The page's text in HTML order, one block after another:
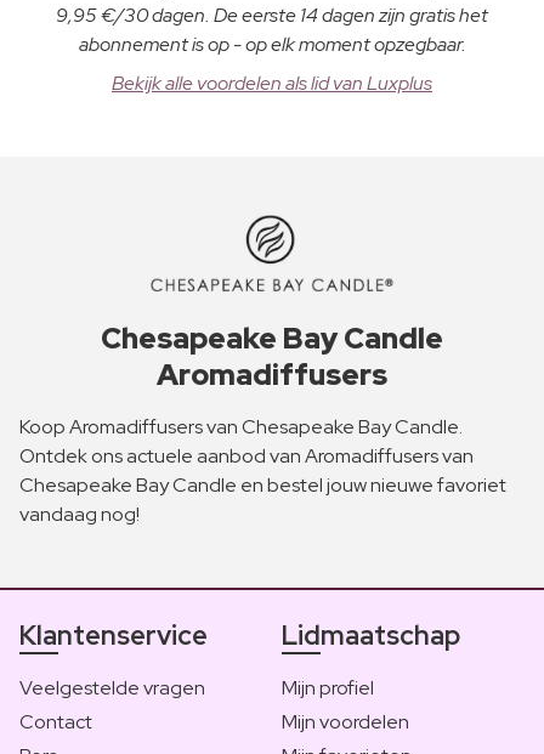
9,95 €/30 dagen. De eerste 14 dagen zijn gratis het
abonnement is op - op elk moment opzegbaar.
Bekijk alle voordelen als lid van Luxplus
Chesapeake Bay Candle
Aromadiffusers
Koop Aromadiffusers van Chesapeake Bay Candle.
Ontdek ons actuele aanbod van Aromadiffusers van
Chesapeake Bay Candle en bestel jouw nieuwe favoriet
vandaag nog!
Klantenservice
Veelgestelde vragen
Contact
Lidmaatschap
Mijn profiel
Mijn voordelen